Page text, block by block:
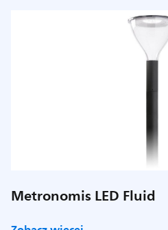
Metronomis LED Fluid